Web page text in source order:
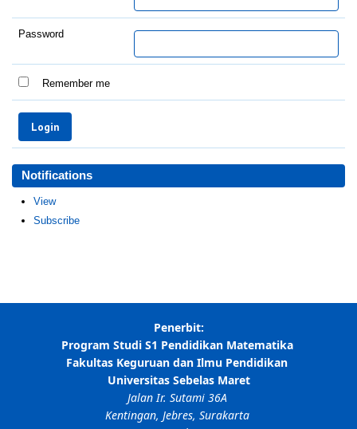
Password
Remember me
Notifications
View
Subscribe